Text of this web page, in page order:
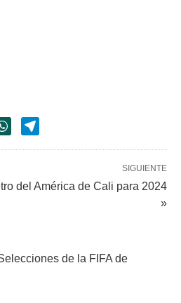
SIGUIENTE
del América de Cali para 2024
»
de la FIFA de